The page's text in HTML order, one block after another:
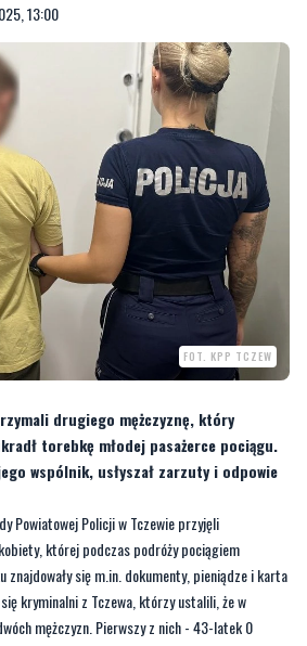
13:00
FOT. KPP TCZEW
drugiego mężczyznę, który
torebkę młodej pasażerce pociągu.
wspólnik, usłyszał zarzuty i odpowie
Powiatowej Policji w Tczewie przyjęli
której podczas podróży pociągiem
znajdowały się m.in. dokumenty, pieniądze i karta
kryminalni z Tczewa, którzy ustalili, że w
mężczyzn. Pierwszy z nich - 43-latek 0